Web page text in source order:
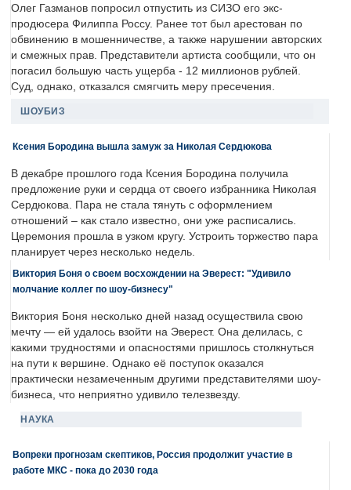
Олег Газманов попросил отпустить из СИЗО его экс-
продюсера Филиппа Россу. Ранее тот был арестован по
обвинению в мошенничестве, а также нарушении авторских
и смежных прав. Представители артиста сообщили, что он
погасил большую часть ущерба - 12 миллионов рублей.
Суд, однако, отказался смягчить меру пресечения.
ШОУБИЗ
Ксения Бородина вышла замуж за Николая Сердюкова
В декабре прошлого года Ксения Бородина получила
предложение руки и сердца от своего избранника Николая
Сердюкова. Пара не стала тянуть с оформлением
отношений – как стало известно, они уже расписались.
Церемония прошла в узком кругу. Устроить торжество пара
планирует через несколько недель.
Виктория Боня о своем восхождении на Эверест: "Удивило
молчание коллег по шоу-бизнесу"
Виктория Боня несколько дней назад осуществила свою
мечту — ей удалось взойти на Эверест. Она делилась, с
какими трудностями и опасностями пришлось столкнуться
на пути к вершине. Однако её поступок оказался
практически незамеченным другими представителями шоу-
бизнеса, что неприятно удивило телезвезду.
НАУКА
Вопреки прогнозам скептиков, Россия продолжит участие в
работе МКС - пока до 2030 года